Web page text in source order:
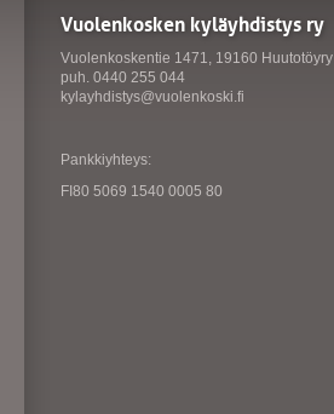
Vuolenkosken kyläyhdistys ry
Vuolenkoskentie 1471, 19160 Huutotöyry
puh. 0440 255 044
kylayhdistys@vuolenkoski.fi
Pankkiyhteys:
FI80 5069 1540 0005 80